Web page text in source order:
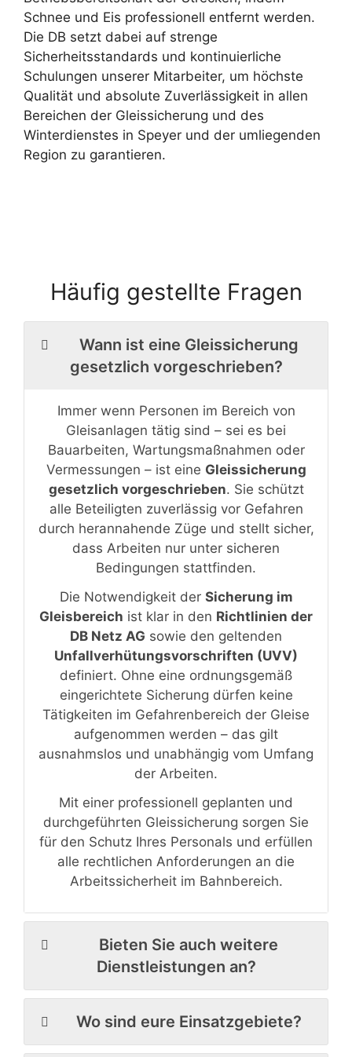
Schnee und Eis professionell entfernt werden.
Die DB setzt dabei auf strenge
Sicherheitsstandards und kontinuierliche
Schulungen unserer Mitarbeiter, um höchste
Qualität und absolute Zuverlässigkeit in allen
Bereichen der Gleissicherung und des
Winterdienstes in Speyer und der umliegenden
Region zu garantieren.
Häufig gestellte Fragen
Wann ist eine Gleissicherung
gesetzlich vorgeschrieben?
Immer wenn Personen im Bereich von
Gleisanlagen tätig sind – sei es bei
Bauarbeiten, Wartungsmaßnahmen oder
Vermessungen – ist eine Gleissicherung
gesetzlich vorgeschrieben. Sie schützt
alle Beteiligten zuverlässig vor Gefahren
durch herannahende Züge und stellt sicher,
dass Arbeiten nur unter sicheren
Bedingungen stattfinden.
Die Notwendigkeit der Sicherung im
Gleisbereich ist klar in den Richtlinien der
DB Netz AG sowie den geltenden
Unfallverhütungsvorschriften (UVV)
definiert. Ohne eine ordnungsgemäß
eingerichtete Sicherung dürfen keine
Tätigkeiten im Gefahrenbereich der Gleise
aufgenommen werden – das gilt
ausnahmslos und unabhängig vom Umfang
der Arbeiten.
Mit einer professionell geplanten und
durchgeführten Gleissicherung sorgen Sie
für den Schutz Ihres Personals und erfüllen
alle rechtlichen Anforderungen an die
Arbeitssicherheit im Bahnbereich.
Bieten Sie auch weitere
Dienstleistungen an?
Wo sind eure Einsatzgebiete?